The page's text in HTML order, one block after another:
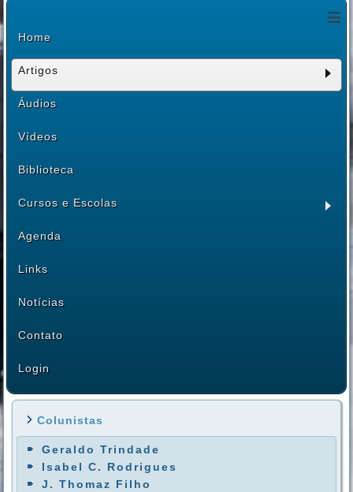
≡
Home
Artigos
Áudios
Vídeos
Biblioteca
Cursos e Escolas
Agenda
Links
Notícias
Contato
Login
Colunistas
Geraldo Trindade
Isabel C. Rodrigues
J. Thomaz Filho